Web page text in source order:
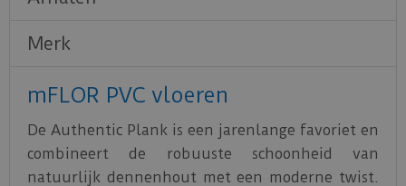
Merk
mFLOR PVC vloeren
De Authentic Plank is een jarenlange favoriet en
combineert de robuuste schoonheid van
natuurlijk dennenhout met een moderne twist.